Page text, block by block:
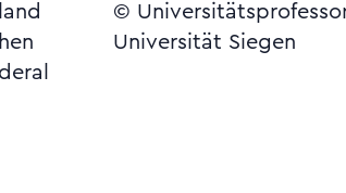
©
Universität Siegen